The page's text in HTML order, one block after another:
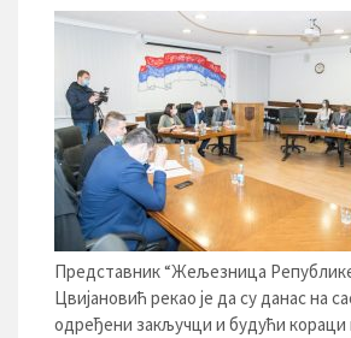
Представник “Жељезница
Цвијановић рекао је да су данас на
одређени закључци и будући кораци